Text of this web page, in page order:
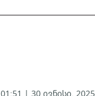
01:51 | 30 ივნისი,